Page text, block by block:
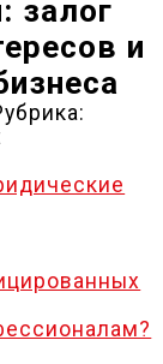
залог
и